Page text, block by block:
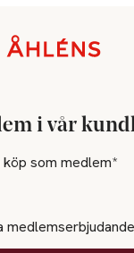
i vår
som medlem*